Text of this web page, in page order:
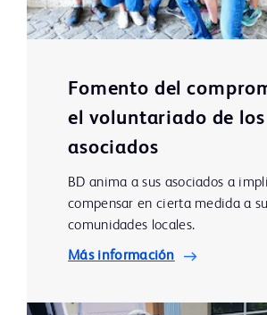
Fomento del
el voluntariado de los
asociados
BD anima a sus asociados a
compensar en cierta medida a
comunidades locales.
Más información